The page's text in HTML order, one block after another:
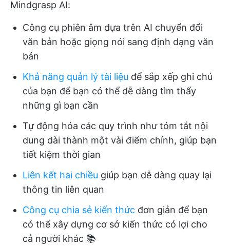
Mindgrasp AI:
Công cụ phiên âm dựa trên AI chuyển đổi
văn bản hoặc giọng nói sang định dạng văn
bản
Khả năng quản lý tài liệu để sắp xếp ghi chú
của bạn để bạn có thể dễ dàng tìm thấy
những gì bạn cần
Tự động hóa các quy trình như tóm tắt nội
dung dài thành một vài điểm chính, giúp bạn
tiết kiệm thời gian
Liên kết hai chiều giúp bạn dễ dàng quay lại
thông tin liên quan
Công cụ chia sẻ kiến thức đơn giản để bạn
có thể xây dựng cơ sở kiến thức có lợi cho
cả người khác 📚